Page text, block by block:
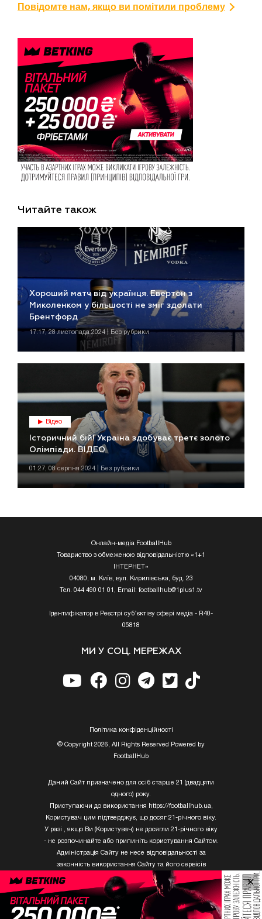
Повідомте нам, якщо ви помітили проблему
Читайте також
Хороший матч від українця. Евертон з
Миколенком у більшості не зміг здолати
Брентфорд
17:17, 28 листопада 2024 | Без рубрики
Відео
Історичний бій! Україна здобуває третє золото
Олімпіади. ВІДЕО
01:27, 08 серпня 2024 | Без рубрики
Онлайн-медіа FootballHub
Товариство з обмеженою відповідальністю «1+1
ІНТЕРНЕТ»
04080, м. Київ, вул. Кирилівська, буд. 23
Тел. 044 490 01 01, Email: footballhub@1plus1.tv
Ідентифікатор в Реєстрі суб’єктіву сфері медіа - R40-
05818
МИ У СОЦ. МЕРЕЖАХ
Полiтика конфiденцiйностi
© Copyright 2026, All Rights Reserved Powered by
FootballHub
Даний Сайт призначено для осіб старше 21 (двадцяти
одного) року.
Приступаючи до використання https://footballhub.ua,
Користувач цим підтверджує, що досяг 21-річного віку.
У разі , якщо Ви (Користувач) не досягли 21-річного віку
- не розпочинайте або припиніть користування Сайтом.
Адміністрація Сайту не несе відповідальності за
законність використання Сайту та його сервісів
Користувачем, який не досяг 21-річного віку.
Твори Getty Images, що розміщені на сайті, не можуть
бути використані третіми особами без письмового
×